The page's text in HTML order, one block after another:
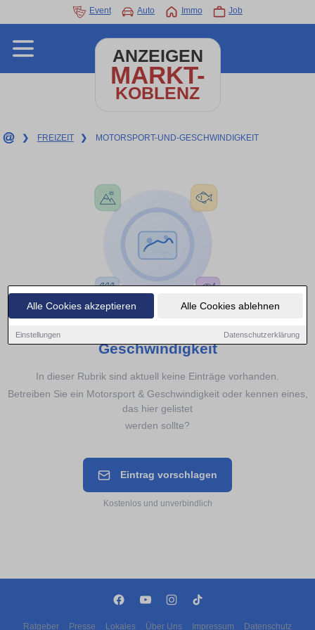
Alle Cookies akzeptieren Alle Cookies ablehnen
Einstellungen Datenschutzerklärung
Event Auto Immo Job
ANZEIGEN
MARKT-
KOBLENZ
❯ FREIZEIT ❯ MOTORSPORT-UND-GESCHWINDIGKEIT
Geschwindigkeit
In dieser Rubrik sind aktuell keine Einträge vorhanden.
Betreiben Sie ein Motorsport & Geschwindigkeit oder kennen eines,
das hier gelistet
werden sollte?
Eintrag vorschlagen
Kostenlos und unverbindlich
Ratgeber Presse Lokales Über Uns Impressum Datenschutz